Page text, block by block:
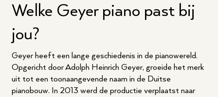
Welke Geyer piano past bij
jou?
Geyer heeft een lange geschiedenis in de pianowereld.
Opgericht door Adolph Heinrich Geyer, groeide het merk
uit tot een toonaangevende naam in de Duitse
pianobouw. In 2013 werd de productie verplaatst naar